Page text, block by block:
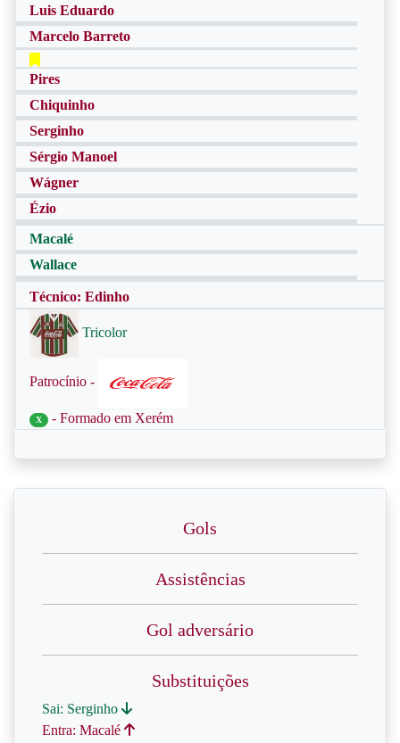
Luis Eduardo
Marcelo Barreto
Pires
Chiquinho
Serginho
Sérgio Manoel
Wágner
Ézio
Macalé
Wallace
Técnico: Edinho
Tricolor
Patrocínio -
X - Formado em Xerém
Gols
Assistências
Gol adversário
Substituições
Sai: Serginho
Entra: Macalé